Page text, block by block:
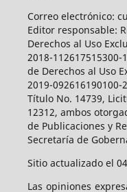
Correo electrónico:
Editor responsable:
Derechos al Uso
2018-112617515300-
de Derechos al Uso
2019-092616190100-
Título No. 14739,
12312, ambos
de Publicaciones y
Secretaría de
Sitio actualizado el
Las opiniones